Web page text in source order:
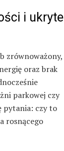
i ukryte
zrównoważony,
oraz brak
parkowej czy
pytania: czy to
rosnącego